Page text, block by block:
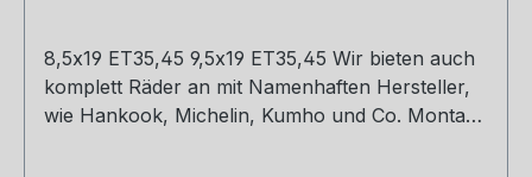
8,5x19 ET35,45 9,5x19 ET35,45 Wir bieten auch
komplett Räder an mit Namenhaften Hersteller,
wie Hankook, Michelin, Kumho und Co. Montage